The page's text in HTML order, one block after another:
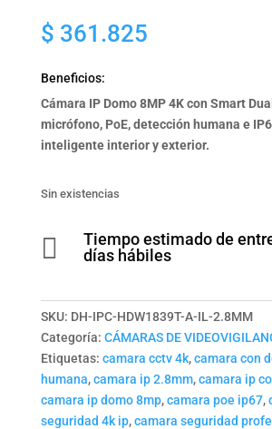
$ 361.825
Beneficios:
Cámara IP Domo 8MP 4K con Smart
micrófono, PoE, detección humana e
inteligente interior y exterior.
Sin existencias

Tiempo estimado de
días hábiles
SKU: DH-IPC-HDW1839T-A-IL-2.8MM
Categoría: CÁMARAS DE
Etiquetas: camara cctv 4k,camara con
humana,camara ip 2.8mm,camara ip
camara ip domo 8mp,camara poe ip67,
seguridad 4k ip,camara seguridad